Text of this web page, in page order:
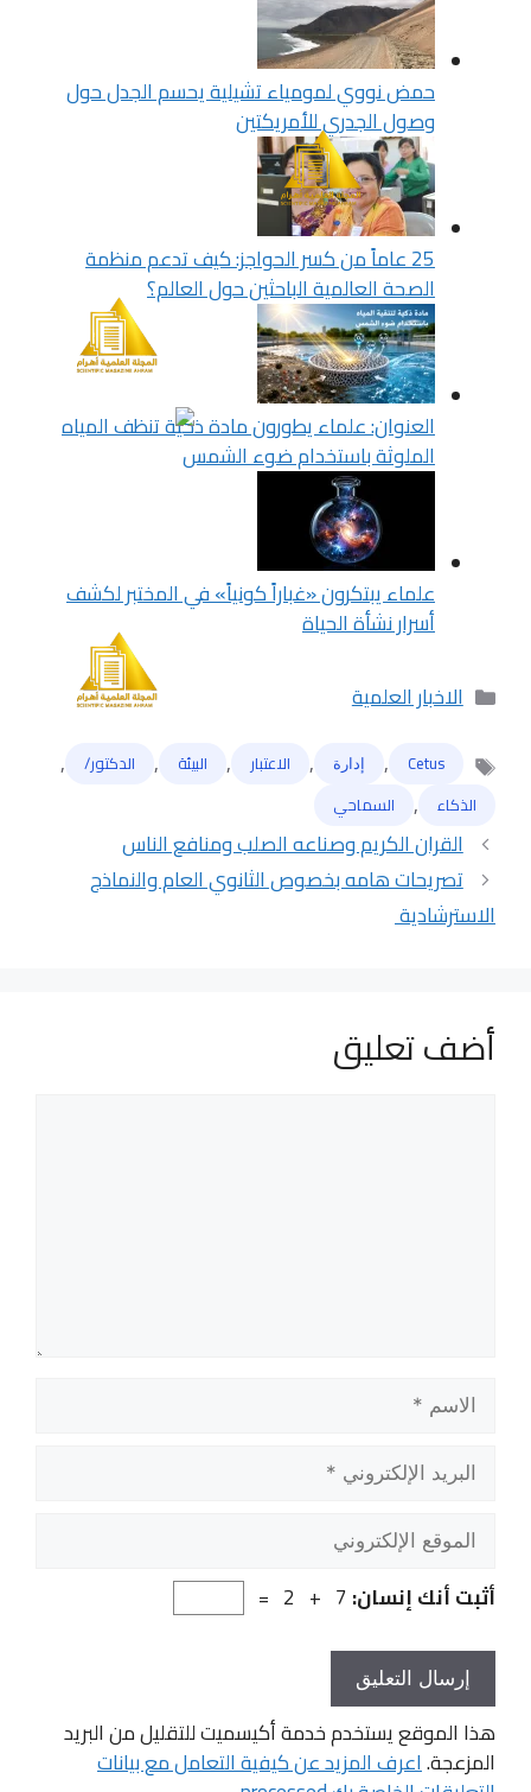
حمض نووي لمومياء تشيلية يحسم الجدل حول
وصول الجدري للأمريكتين
25 عاماً من كسر الحواجز: كيف تدعم منظمة
الصحة العالمية الباحثين حول العالم؟
العنوان: علماء يطورون مادة ذكية تنظف المياه
الملوثة باستخدام ضوء الشمس
علماء يبتكرون «غباراً كونياً» في المختبر لكشف
أسرار نشأة الحياة
التصنيفات
الاخبار العلمية
الوسوم
Cetus
, ﺇﺩﺍﺭﺓ , الاعتبار , البيئة , الدكتور/ ,
الذكاء , السماحي
القران الكريم وصناعه الصلب ومنافع الناس
تصريحات هامه بخصوص الثانوي العام والنماذج
الاسترشادية
أضف تعليق
الاسم
البريد
الإلكتروني
الموقع
الإلكتروني
أثبت أنك إنسان: 7 + 2 =
هذا الموقع يستخدم خدمة أكيسميت للتقليل من البريد
المزعجة.اعرف المزيد عن كيفية التعامل مع بيانات